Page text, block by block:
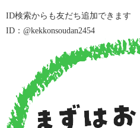
ID検索からも友だち追加できます
ID：@kekkonsoudan2454